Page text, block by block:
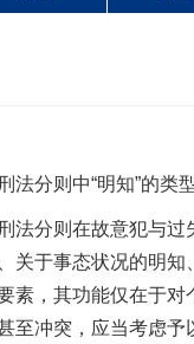
法分则中“明知”的类
法分则在故意犯与过
关于事态状况的明
素，其功能仅在于
至冲突，应当考虑予